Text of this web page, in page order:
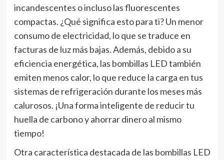
incandescentes o incluso las fluorescentes
compactas. ¿Qué significa esto para ti? Un menor
consumo de electricidad, lo que se traduce en
facturas de luz más bajas. Además, debido a su
eficiencia energética, las bombillas LED también
emiten menos calor, lo que reduce la carga en tus
sistemas de refrigeración durante los meses más
calurosos. ¡Una forma inteligente de reducir tu
huella de carbono y ahorrar dinero al mismo
tiempo!
Otra característica destacada de las bombillas LED